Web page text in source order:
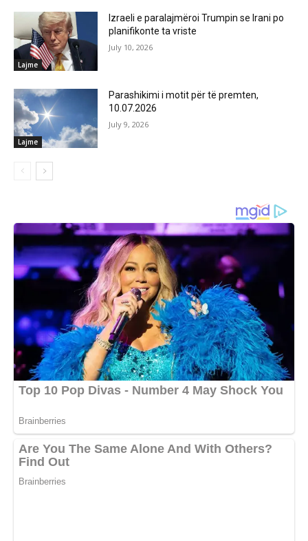
Lajme
Izraeli e paralajmëroi Trumpin se Irani po
planifikonte ta vriste
July 10, 2026
Lajme
Parashikimi i motit për të premten,
10.07.2026
July 9, 2026